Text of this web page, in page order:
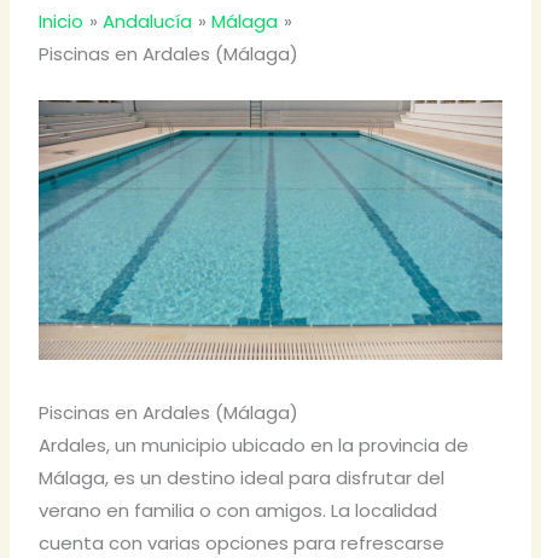
Inicio Andalucía
Málaga
Piscinas en Ardales (Málaga)
Piscinas en Ardales (Málaga)
Ardales, un municipio ubicado en la provincia de
Málaga, es un destino ideal para disfrutar del
verano en familia o con amigos. La localidad
cuenta con varias opciones para refrescarse